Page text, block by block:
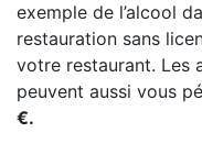
exemple de l’alcool
restauration sans
votre restaurant. Les
peuvent aussi vous
€.